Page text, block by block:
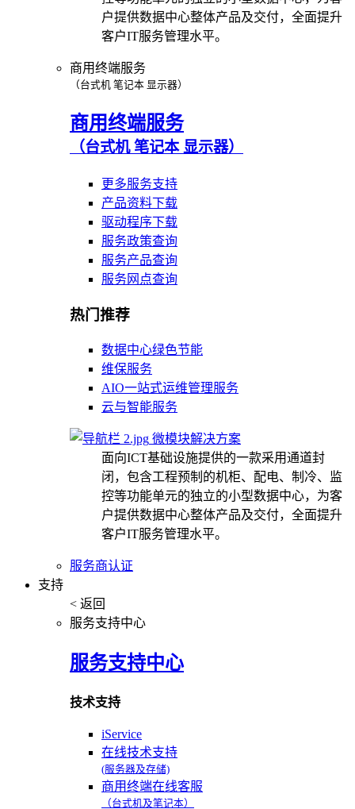
户提供数据中心整体产品及交付，全面提升
客户IT服务管理水平。
商用终端服务
（台式机 笔记本 显示器）
商用终端服务
（台式机 笔记本 显示器）
更多服务支持
产品资料下载
驱动程序下载
服务政策查询
服务产品查询
服务网点查询
热门推荐
数据中心绿色节能
维保服务
AIO一站式运维管理服务
云与智能服务
微模块解决方案
面向ICT基础设施提供的一款采用通道封
闭，包含工程预制的机柜、配电、制冷、监
控等功能单元的独立的小型数据中心，为客
户提供数据中心整体产品及交付，全面提升
客户IT服务管理水平。
服务商认证
支持
< 返回
服务支持中心
服务支持中心
技术支持
iService
在线技术支持
(服务器及存储)
商用终端在线客服
（台式机及笔记本）